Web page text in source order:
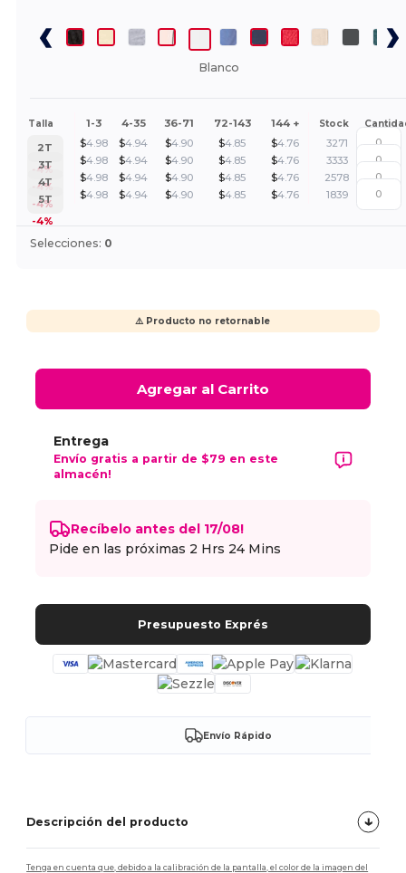
Blanco
Talla 1-3 4-35 36-71 72-143 144 + Stock
2T
-4%
$4.98 $4.94 $4.90 $4.85 $4.76
3271
3T
-4%
$4.98 $4.94 $4.90 $4.85 $4.76
3333
4T
-4%
$4.98 $4.94 $4.90 $4.85 $4.76
2578
5T
-4%
$4.98 $4.94 $4.90 $4.85 $4.76 1839
Selecciones: 0
⚠️ Producto no retornable
Agregar al Carrito
Entrega
Envío gratis a partir de $79 en este
almacén!
Recíbelo antes del 17/08!
Pide en las próximas 2 Hrs 24 Mins
Presupuesto Exprés
Envío Rápido
Descripción del producto
Tenga en cuenta que, debido a la calibración de la pantalla, el color de la imagen del